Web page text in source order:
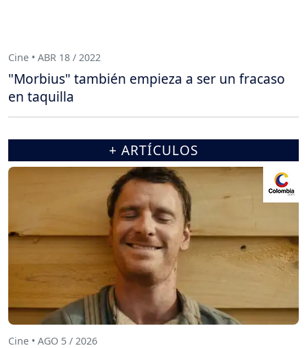
Cine • ABR 18 / 2022
"Morbius" también empieza a ser un fracaso
en taquilla
+ ARTÍCULOS
Cine • AGO 5 / 2026